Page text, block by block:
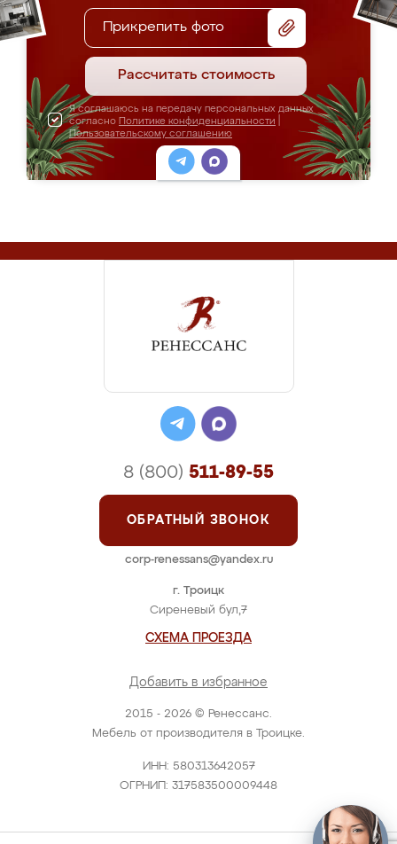
Прикрепить фото
Рассчитать стоимость
Я соглашаюсь на передачу персональных данных
согласно Политике конфиденциальности
Пользовательскому соглашению
2015 - 2026 © Ренессанс.
Мебель от производителя в Троицке.
ИНН: 580313642057
ОГРНИП: 317583500009448
г. Троицк
Сиреневый бул,7
СХЕМА ПРОЕЗДА
Добавить в избранное
8 (800) 511-89-55
ОБРАТНЫЙ ЗВОНОК
corp-renessans@yandex.ru